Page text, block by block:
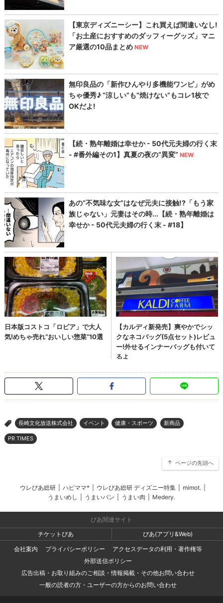
> 長崎文化放送株式会社 イベント 健康・スポーツ 新商品
PR TIMES
ページの先頭へ
ウレぴあ総研 ハピママ* ウレぴあ総研 ディズニー特集 mimot.
うまいめし
うまいパン うまい肉 Medery.
ぴあ関連サイト
チケットぴあ
ぴあ(アプリ&Web)
会社案内
プライバシーポリシー
アクセスデータの利用・著作権等
外部送信ポリシー
広告出稿・お取り組みのご相談・情報掲載・その他お問い合わせ
一般の読者の方・ユーザーの方からのお問い合わせ